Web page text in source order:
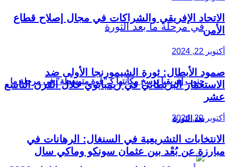
جنوب إفريقيا ترسخ مكانتها كـ”قوة متوسطة” في مرحلة ما
بعد الثورة
الاتحاد الإفريقي والشراكات في مجال إصلاح قطاع
الأمن
أكتوبر 22, 2024
صمود الأبطال: ثورة الشيمورنجا الأولى ضد
الاستعمار البريطاني في زيمبابوي خلال القرن التاسع
عشر
أكتوبر 20, 2024
الانتخابات التشريعية في السنغال: الرهانات في
مبارزة عن بُعْد بين عثمان سونكو وماكي سال